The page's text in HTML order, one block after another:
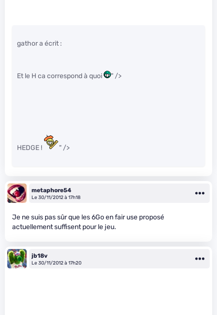
gathor a écrit :
Et le H ca correspond à quoi " />
HEDGE ! " />
metaphore54
Le 30/11/2012 à 17h18
Je ne suis pas sûr que les 6Go en fair use proposé
actuellement suffisent pour le jeu.
jb18v
Le 30/11/2012 à 17h20